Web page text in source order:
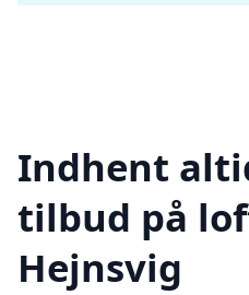
Indhent
tilbud på
Hejnsvig